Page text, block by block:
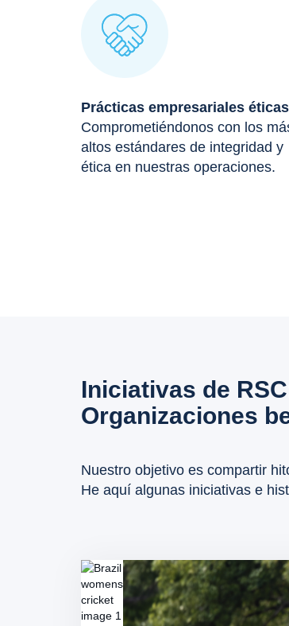
Prácticas empresariales éticas
Comprometiéndonos con los
altos estándares de integridad y
ética en nuestras operaciones.
Iniciativas de
Organizaciones
Nuestro objetivo es compartir
He aquí algunas iniciativas e